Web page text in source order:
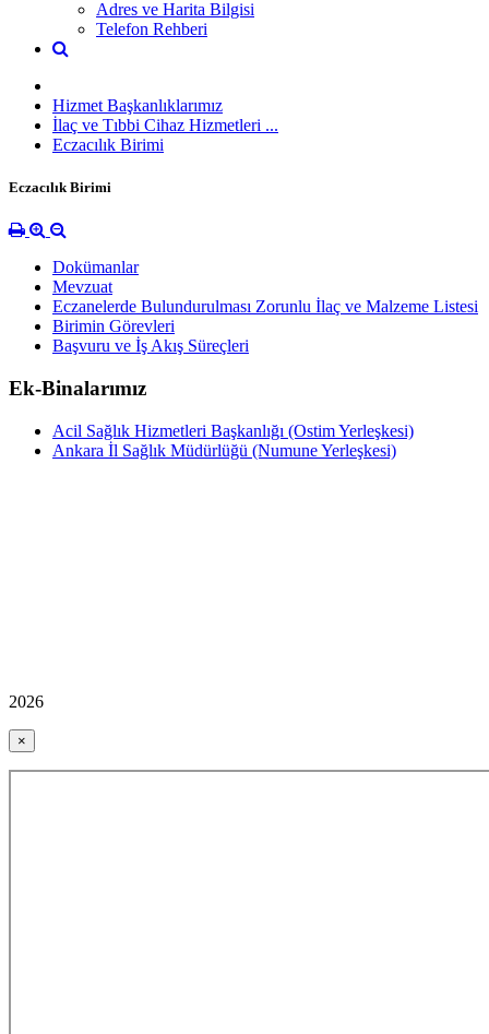
Adres ve Harita Bilgisi
Telefon Rehberi
Hizmet Başkanlıklarımız
İlaç ve Tıbbi Cihaz Hizmetleri ...
Eczacılık Birimi
Eczacılık Birimi
Dokümanlar
Mevzuat
Eczanelerde Bulundurulması Zorunlu İlaç ve Malzeme Listesi
Birimin Görevleri
Başvuru ve İş Akış Süreçleri
Ek-Binalarımız
Acil Sağlık Hizmetleri Başkanlığı (Ostim Yerleşkesi)
Ankara İl Sağlık Müdürlüğü (Numune Yerleşkesi)
2026
×